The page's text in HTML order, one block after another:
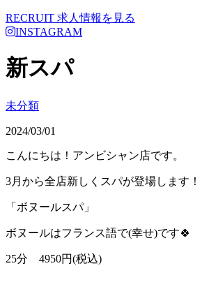
RECRUIT 求人情報を見る
INSTAGRAM
新スパ
未分類
2024/03/01
こんにちは！アンビシャン店です。
3月から全店新しくスパが登場します！
「ボヌールスパ」
ボヌールはフランス語で(幸せ)です🍀
25分 4950円(税込)